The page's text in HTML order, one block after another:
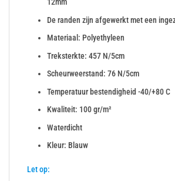
12mm
De randen zijn afgewerkt met een
Materiaal: Polyethyleen
Treksterkte: 457 N/5cm
Scheurweerstand: 76 N/5cm
Temperatuur bestendigheid -40/+80 C
Kwaliteit: 100 gr/m²
Waterdicht
Kleur: Blauw
Let op: